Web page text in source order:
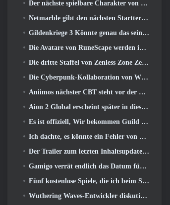
Der nächste spielbare Charakter von Overwatch scheint ein überarbeiteter Cyborg-Verbrecherboss zu sein
Netmarble gibt den nächsten Starttermin für Global RF Online bekannt
Gildenkriege 3 Könnte genau das sein, was die MMO-Branche gerade braucht
Die Avatare von RuneScape werden im größten visuellen Update des Spiels der letzten zehn Jahre überarbeitet
Die dritte Staffel von Zenless Zone Zero beginnt mit einer Reise zu einer Bangboo-Insel im Himmel, Und zur Steam-Plattform
Die Cyberpunk-Kollaboration von Wuthering Waves ist genau das, was ich mir von meinen Videospiel-Crossover-Events erwarte
Aniimos nächster CBT steht vor der Tür ... UND, Wir haben ein offizielles Startfenster
Aion 2 Global erscheint später in diesem Jahr auf Steam und Purple
Es ist offiziell, Wir bekommen Guild Wars 3
Ich dachte, es könnte ein Fehler von Neverness to Everness sein, das Porsche Collab Gacha Event so früh zu veranstalten, Aber ich habe mich geirrt
Der Trailer zum letzten Inhaltsupdate von Destiny 2 ist ein Aufschrei
Gamigo verrät endlich das Datum für die Rückkehr von Gloria Victis, Wird es das zweite Mal überleben??
Fünf kostenlose Spiele, die ich beim Summer Game Fest zu sehen hoffe
Wuthering Waves-Entwickler diskutieren über die Erstellung der Lahai-Roi-Mech-Kampfsequenz